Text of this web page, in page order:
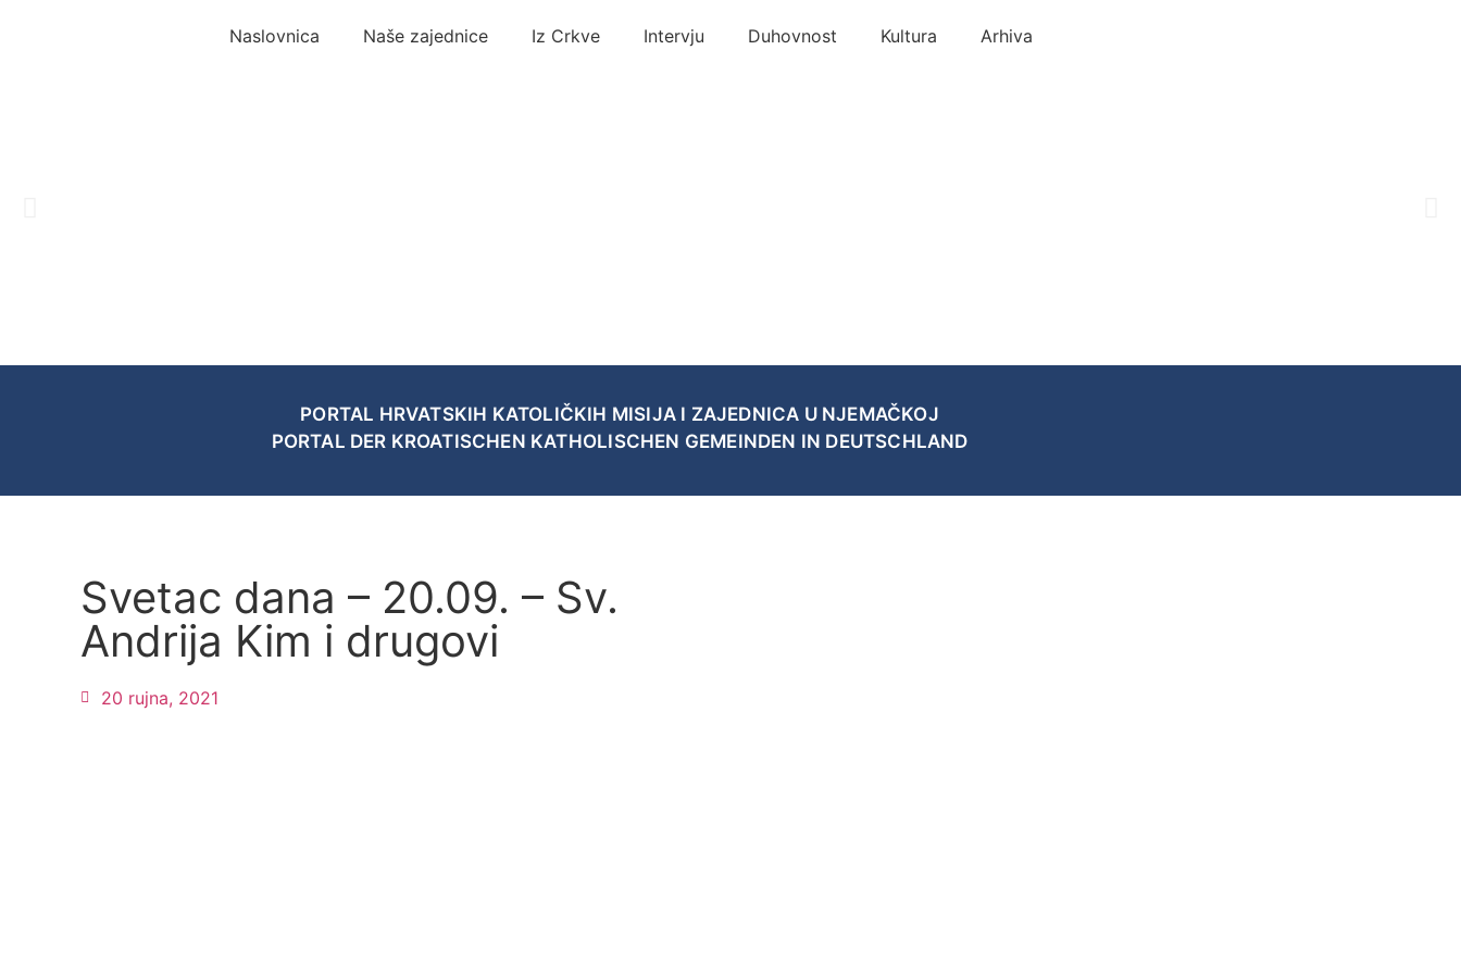
Naslovnica Naše zajednice Iz Crkve Intervju Duhovnost Kultura Arhiva
PORTAL HRVATSKIH KATOLIČKIH MISIJA I ZAJEDNICA U NJEMAČKOJ
PORTAL DER KROATISCHEN KATHOLISCHEN GEMEINDEN IN DEUTSCHLAND
Svetac dana – 20.09. – Sv.
Andrija Kim i drugovi
20 rujna, 2021